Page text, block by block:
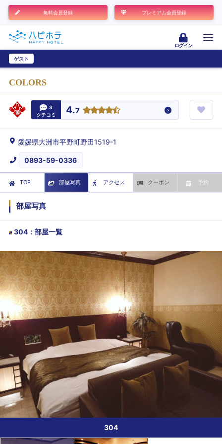
無料会員登録 プレミアム会員登録
ログイン
ゲスト
COLORS
3
クチコミ
4.7
愛媛県大洲市平野町野田1519-1
0893-59-0336
TOP 部屋写真 アクセス クーポン 予約
部屋写真
304 ： 部屋一覧
304